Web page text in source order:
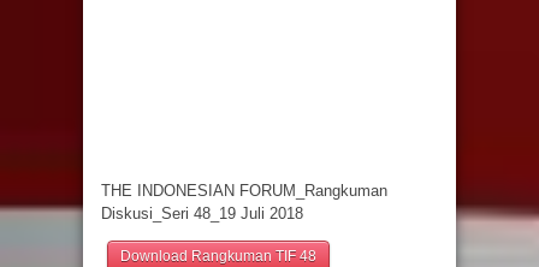
THE INDONESIAN FORUM_Rangkuman
Diskusi_Seri 48_19 Juli 2018
Download Rangkuman TIF 48